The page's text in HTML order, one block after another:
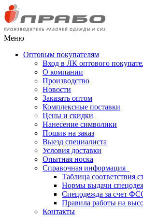
Меню
Оптовым покупателям
Вход в ЛК оптового
О компании
Производство
Новости
Заказать оптом
Комплексные поставки
Цены и скидки
Нанесение символики
Пошив на заказ
Выезд специалиста
Условия доставки
Опытная носка
Справочная информация
Таблица соответствия
Нормы выдачи
Спецодежда за счет
Правила работы на
Контакты